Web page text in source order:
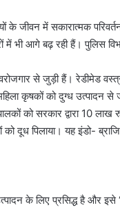
के जीवन में सकारात्मक
में भी आगे बढ़ रही हैं। पुलिस
से जुड़ी हैं। रेडीमेड
कृषकों को दुग्ध
को सरकार द्वारा 10 लाख
दूध पिलाया। यह इंडो-
के लिए प्रसिद्ध है और इसे